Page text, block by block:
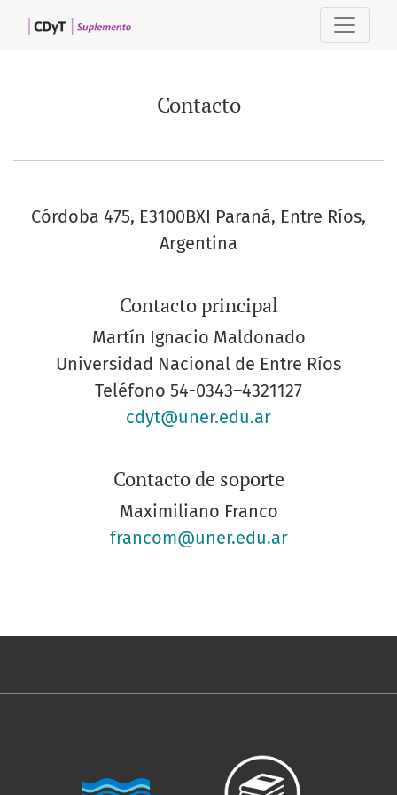
Contacto
Córdoba 475, E3100BXI Paraná, Entre Ríos,
Argentina
Contacto principal
Martín Ignacio Maldonado
Universidad Nacional de Entre Ríos
Teléfono 54-0343–4321127
cdyt@uner.edu.ar
Contacto de soporte
Maximiliano Franco
francom@uner.edu.ar